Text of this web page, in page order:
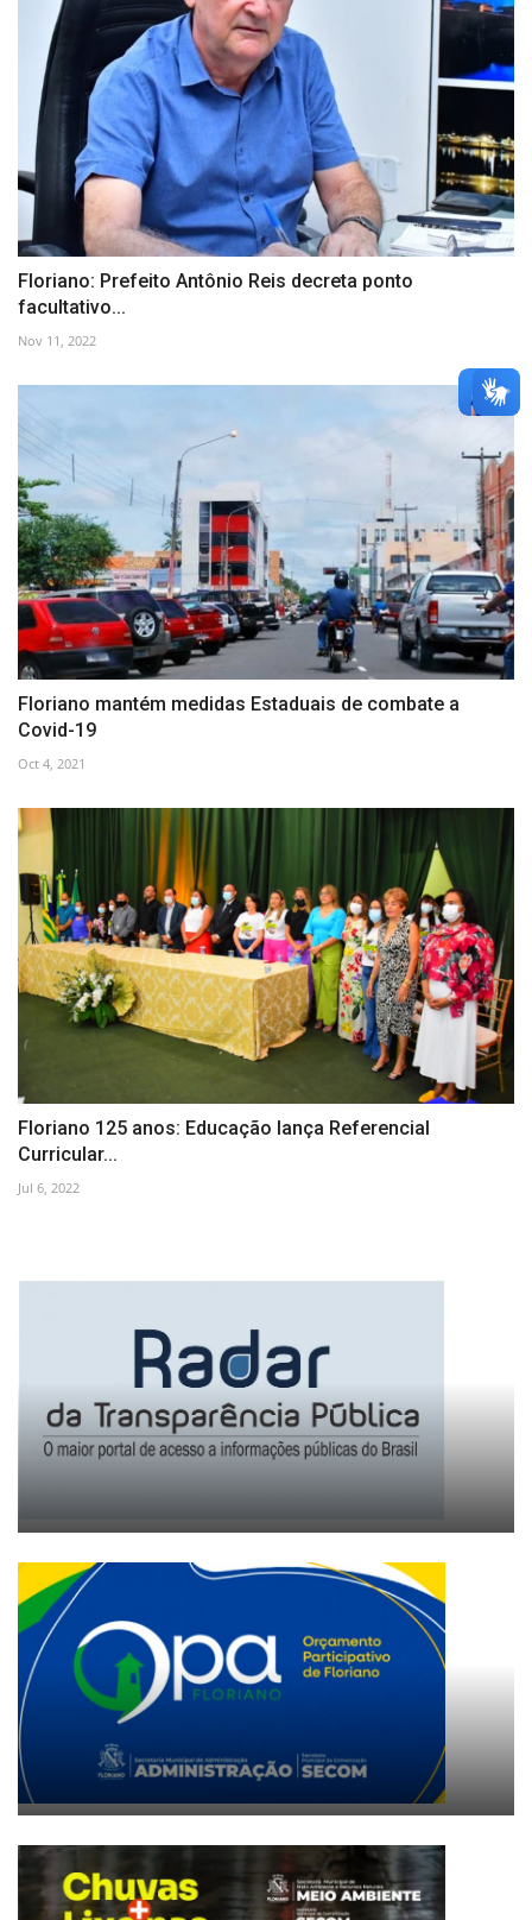
Floriano: Prefeito Antônio Reis decreta ponto
facultativo...
Nov 11, 2022
Floriano mantém medidas Estaduais de combate a
Covid-19
Oct 4, 2021
Floriano 125 anos: Educação lança Referencial
Curricular...
Jul 6, 2022